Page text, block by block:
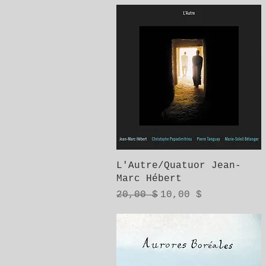
Aperçu rapide
L'Autre/Quatuor Jean-
Marc Hébert
Prix original
20,00 $ Prix promotionnel
10,00 $